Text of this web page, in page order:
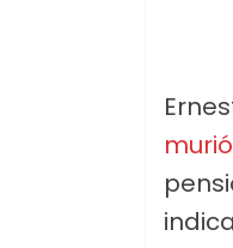
murió